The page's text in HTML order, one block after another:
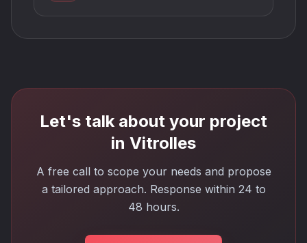
Let's talk about your project
in Vitrolles
A free call to scope your needs and propose
a tailored approach. Response within 24 to
48 hours.